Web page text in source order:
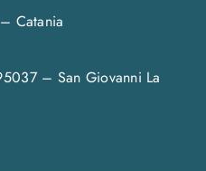
Catania
– San Giovanni La